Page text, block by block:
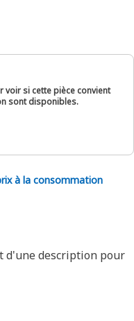
voir si cette pièce convient
sont disponibles.
à la consommation
d'une description pour